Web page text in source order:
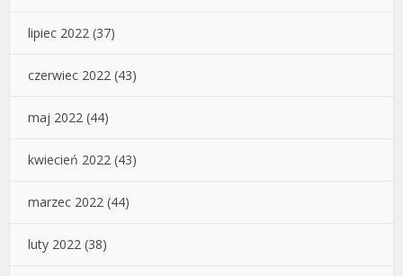
lipiec 2022 (37)
czerwiec 2022 (43)
maj 2022 (44)
kwiecień 2022 (43)
marzec 2022 (44)
luty 2022 (38)